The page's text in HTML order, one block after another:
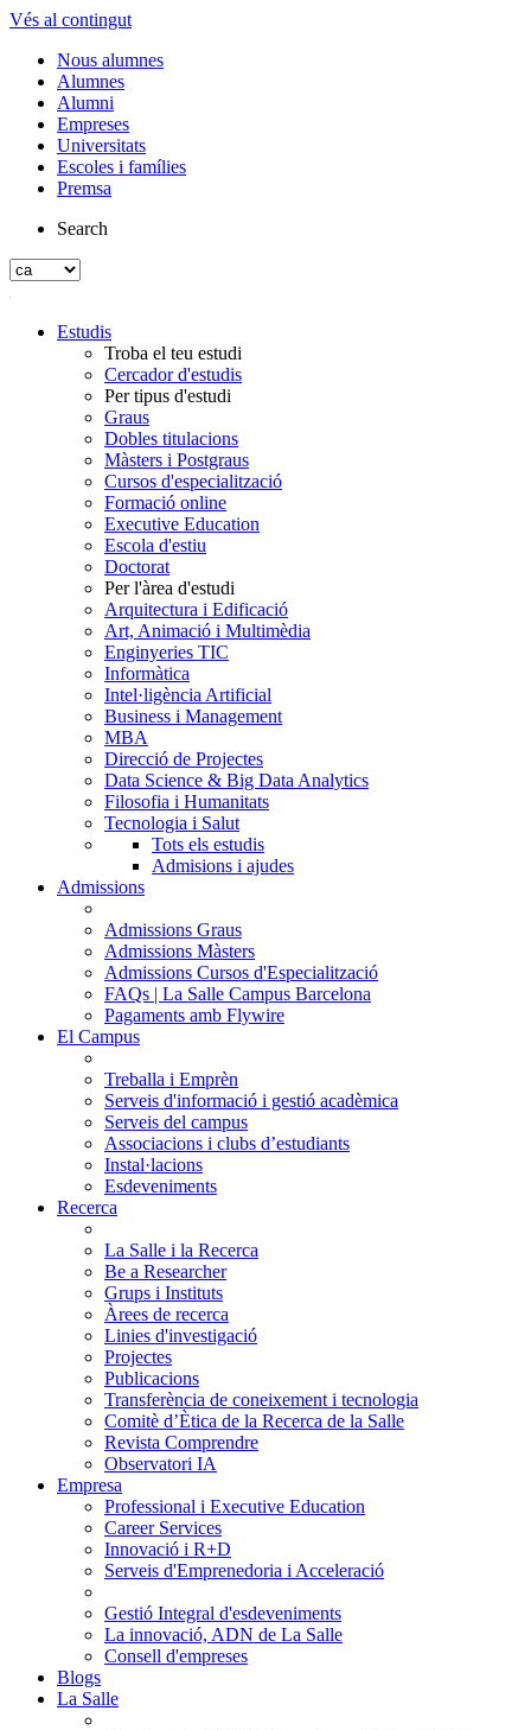
Vés al contingut
Nous alumnes
Alumnes
Alumni
Empreses
Universitats
Escoles i famílies
Premsa
Search
Estudis
Troba el teu estudi
Cercador d'estudis
Per tipus d'estudi
Graus
Dobles titulacions
Màsters i Postgraus
Cursos d'especialització
Formació online
Executive Education
Escola d'estiu
Doctorat
Per l'àrea d'estudi
Arquitectura i Edificació
Art, Animació i Multimèdia
Enginyeries TIC
Informàtica
Intel·ligència Artificial
Business i Management
MBA
Direcció de Projectes
Data Science & Big Data Analytics
Filosofia i Humanitats
Tecnologia i Salut
Tots els estudis
Admisions i ajudes
Admissions
Admissions Graus
Admissions Màsters
Admissions Cursos d'Especialització
FAQs | La Salle Campus Barcelona
Pagaments amb Flywire
El Campus
Treballa i Emprèn
Serveis d'informació i gestió acadèmica
Serveis del campus
Associacions i clubs d’estudiants
Instal·lacions
Esdeveniments
Recerca
La Salle i la Recerca
Be a Researcher
Grups i Instituts
Àrees de recerca
Linies d'investigació
Projectes
Publicacions
Transferència de coneixement i tecnologia
Comitè d’Ètica de la Recerca de la Salle
Revista Comprendre
Observatori IA
Empresa
Professional i Executive Education
Career Services
Innovació i R+D
Serveis d'Emprenedoria i Acceleració
Gestió Integral d'esdeveniments
La innovació, ADN de La Salle
Consell d'empreses
Blogs
La Salle